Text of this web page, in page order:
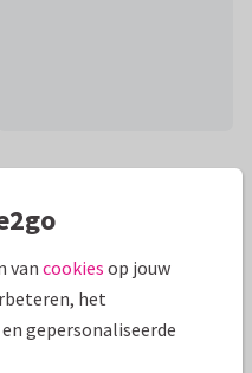
van cookies op jouw
het
gepersonaliseerde